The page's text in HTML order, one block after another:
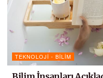
TEKNOLOJI - BILIM